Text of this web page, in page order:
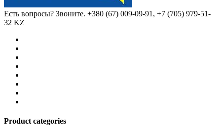
Есть вопросы? Звоните. +380 (67) 009-09-91, +7 (705) 979-51-
32 KZ
Product categories